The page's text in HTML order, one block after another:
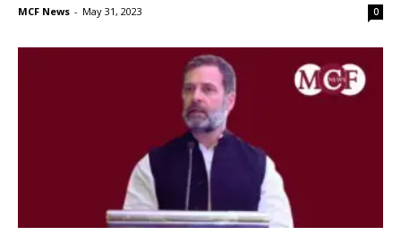
MCF News - May 31, 2023 0